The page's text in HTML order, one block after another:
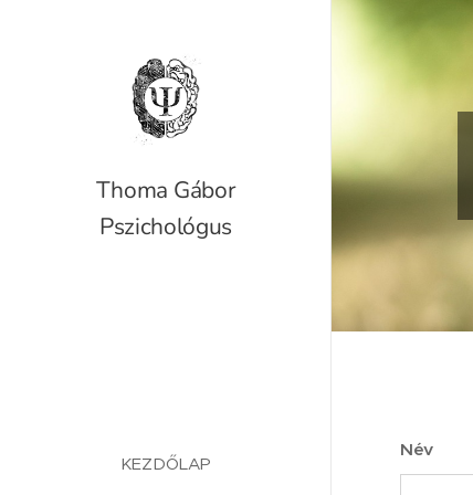
Thoma Gábor
Pszichológus
KEZDŐLAP
Név